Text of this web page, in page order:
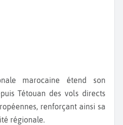
Tétouan des vols directs
renforçant ainsi sa
régionale.